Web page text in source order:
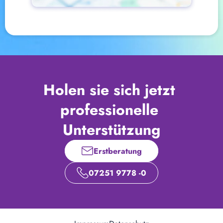
Holen sie sich jetzt
professionelle
Unterstützung
Erstberatung
07251 9778 -0